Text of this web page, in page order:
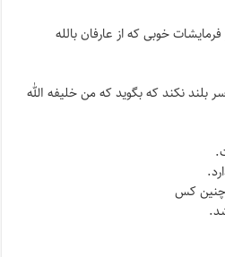
خوبی که از عارفان بالله
نکند که بگوید که من خلیفه الله
چنین کس